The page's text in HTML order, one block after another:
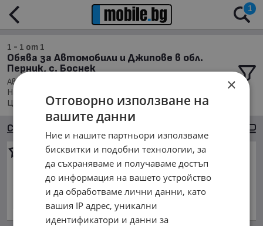
1
1 - 1 от 1
Обява за Автомобили и Джипове в обл.
Перник, с. Боснек
Автомобили и Джипове, Намира се в обл. Перник,
Населено място с. Боснек, Подредени по: Марка/Модел/
Цена
Сортиране
Dacia Sandero
2 500 €
4 889.58 лв.
април 2015 г., Бензинов
обл. Перник, с. Боснек
×
Отговорно използване на
вашите данни
Ние и нашите партньори използваме
бисквитки и подобни технологии, за
да съхраняваме и получаваме достъп
до информация на вашето устройство
и да обработваме лични данни, като
вашия IP адрес, уникални
идентификатори и данни за